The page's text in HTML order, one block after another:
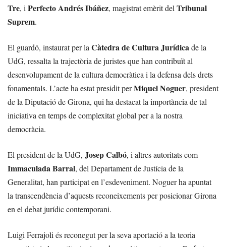
Tre, i Perfecto Andrés Ibáñez, magistrat emèrit del Tribunal
Suprem.
El guardó, instaurat per la Càtedra de Cultura Jurídicade la
UdG, ressalta la trajectòria de juristes que han contribuït al
desenvolupament de la cultura democràtica i la defensa dels drets
fonamentals. L’acte ha estat presidit perMiquel Noguer, president
de la Diputació de Girona, qui ha destacat la importància de tal
iniciativa en temps de complexitat global per a la nostra
democràcia.
El president de la UdG, Josep Calbó, i altres autoritats com
Immaculada Barral, del Departament de Justícia de la
Generalitat, han participat en l’esdeveniment. Noguer ha apuntat
la transcendència d’aquests reconeixements per posicionar Girona
en el debat jurídic contemporani.
Luigi Ferrajoli és reconegut per la seva aportació a la teoria